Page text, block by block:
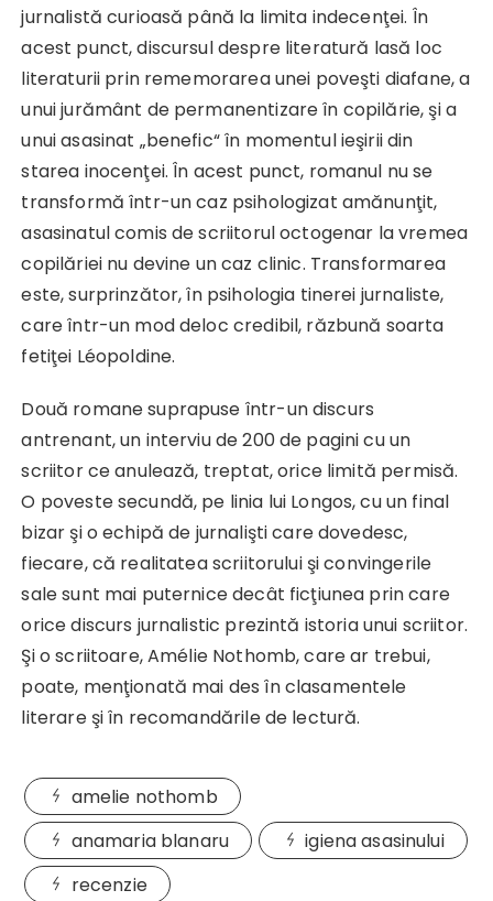
jurnalistă curioasă până la limita indecenţei. În
acest punct, discursul despre literatură lasă loc
literaturii prin rememorarea unei poveşti diafane, a
unui jurământ de permanentizare în copilărie, şi a
unui asasinat „benefic“ în momentul ieşirii din
starea inocenţei. În acest punct, romanul nu se
transformă într-un caz psihologizat amănunţit,
asasinatul comis de scriitorul octogenar la vremea
copilăriei nu devine un caz clinic. Transformarea
este, surprinzător, în psihologia tinerei jurnaliste,
care într-un mod deloc credibil, răzbună soarta
fetiţei Léopoldine.
Două romane suprapuse într-un discurs
antrenant, un interviu de 200 de pagini cu un
scriitor ce anulează, treptat, orice limită permisă.
O poveste secundă, pe linia lui Longos, cu un final
bizar şi o echipă de jurnalişti care dovedesc,
fiecare, că realitatea scriitorului şi convingerile
sale sunt mai puternice decât ficţiunea prin care
orice discurs jurnalistic prezintă istoria unui scriitor.
Şi o scriitoare, Amélie Nothomb, care ar trebui,
poate, menţionată mai des în clasamentele
literare şi în recomandările de lectură.
amelie nothomb
anamaria blanaru
igiena asasinului
recenzie